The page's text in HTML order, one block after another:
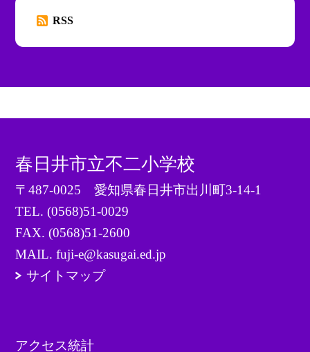
RSS
春日井市立不二小学校
〒487-0025 愛知県春日井市出川町3-14-1
TEL.(0568)51-0029
FAX. (0568)51-2600
MAIL. fuji-e@kasugai.ed.jp
サイトマップ
アクセス統計